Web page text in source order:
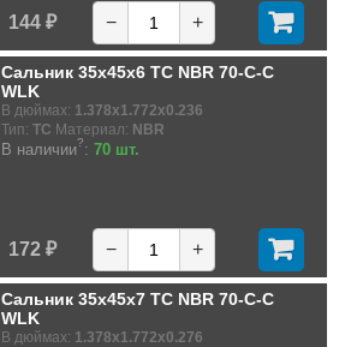
144 ₽ − +
Сальник 35x45x6 TC NBR 70-C-C
WLK
В дюймах: 1.378x1.772x0.236
Тип: TC Материал: NBR
В наличии?: 70 шт.
172 ₽ − +
Сальник 35x45x7 TC NBR 70-C-C
WLK
В дюймах: 1.378x1.772x0.276